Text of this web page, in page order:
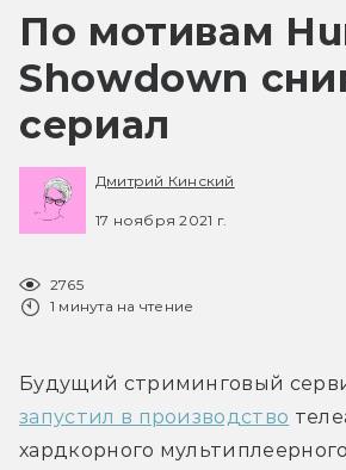
По мотивам
Showdown
сериал
Дмитрий Кинский
17 ноября 2021 г.
2765
1 минута на чтение
запустил в производство
хардкорного